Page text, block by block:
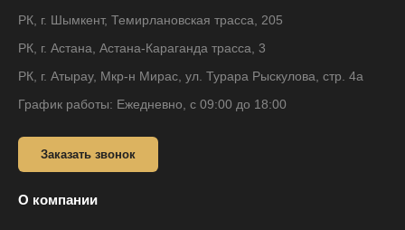
РК, г. Шымкент, Темирлановская трасса, 205
РК, г. Астана, Астана-Караганда трасса, 3
РК, г. Атырау, Мкр-н Мирас, ул. Турара Рыскулова, стр. 4а
График работы: Ежедневно, с 09:00 до 18:00
Заказать звонок
О компании